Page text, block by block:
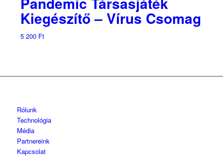
Kiegészítő – Vírus Csomag
5 200 Ft
Rólunk
Technológia
Média
Partnereink
Kapcsolat